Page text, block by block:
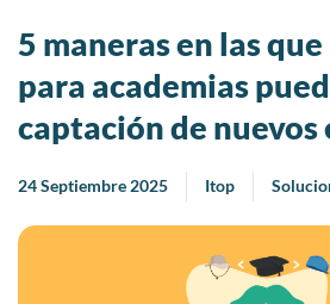
5 maneras en las
para academias
captación de
24 Septiembre 2025 Itop